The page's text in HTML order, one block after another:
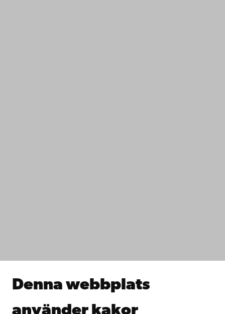
Denna webbplats
Samarbeta med oss
Kontinuerligt lärande
Gå med i Åbo Akademis alumnnätverk